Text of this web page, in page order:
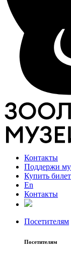
Контакты
Поддержи
Купить билет
En
Контакты
Посетителям
Посетителям